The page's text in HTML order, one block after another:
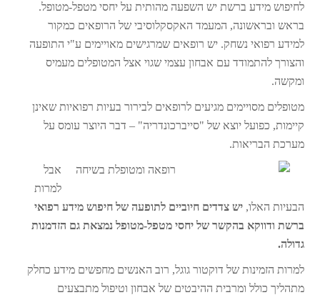
לחיפוש מידע ברשת יש השפעה מהותית על יחסי מטפל-מטופל.
בראש ובראשונה, המעמד האקסקלוסיבי של הרופאים כמקור
למידע רפואי נשחק. יש רופאים שמרגישים מאויימים ע"י התופעה
והצורך להתמודד עם אבחון עצמי שגוי אצל המטופלים מעמיס
ומקשה.
מטופלים מסויימים מגיעים לרופאים לבירור בעיות רפואיות שאינן
קיימות, כפועל יוצא של "סייברכונדריה" – דבר היוצר עומס על
מערכת הבריאות.
אבל
למרות
הבעיות האלו, יש צדדים חיוביים לתופעה של חיפוש מידע רפואי
ברשת ודווקא בהקשר של יחסי מטפל-מטופל נמצאת גם הזדמנות
גדולה.
למרות הזמינות של דוקטור גוגל, רוב האנשים מחפשים מידע כחלק
מתהליך כולל ומרבית ההיבטים של אבחון וטיפול מתבצעים